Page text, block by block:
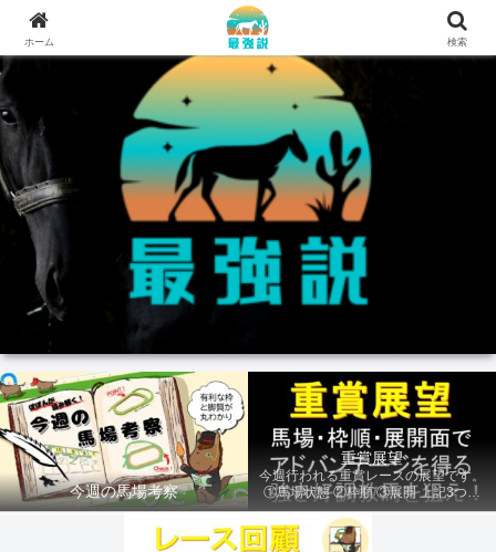
今週の馬場考察
重賞展望
今週行われる重賞レースの展望です。
①馬場状態 ②枠順 ③展開 上記3つの
ファクターから有利にレースを運べる
馬を導き、追い切りの動きを加味して
最終評価を下します。
ホーム 検索